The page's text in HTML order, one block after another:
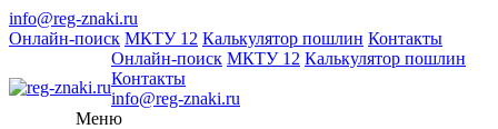
info@reg-znaki.ru
Онлайн-поиск МКТУ 12 Калькулятор пошлин Контакты
Онлайн-поиск МКТУ 12 Калькулятор пошлин
Контакты
info@reg-znaki.ru
Меню